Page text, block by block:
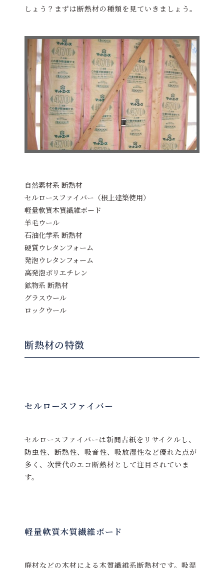
しょう？まずは断熱材の種類を見ていきましょう。
自然素材系 断熱材
セルロースファイバー（根上建築使用）
軽量軟質木質繊維ボード
羊毛ウール
石油化学系 断熱材
硬質ウレタンフォーム
発泡ウレタンフォーム
高発泡ポリエチレン
鉱物系 断熱材
グラスウール
ロックウール
断熱材の特徴
セルロースファイバー
セルロースファイバーは新聞古紙をリサイクルし、
防虫性、断熱性、吸音性、吸放湿性など優れた点が
多く、次世代のエコ断熱材として注目されていま
す。
軽量軟質木質繊維ボード
廃材などの木材による木質繊維系断熱材です。吸湿